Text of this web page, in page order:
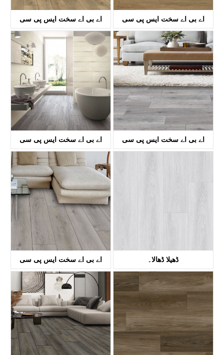
اے بی اے سخت ایس پی سی
فلورنگ۔
کے ٹی وی 8033۔
اے بی اے سخت ایس پی سی
فلورنگ۔
کے ٹی وی 8034۔
اے بی اے سخت ایس پی سی
فلورنگ۔
KTV8035
اے بی اے سخت ایس پی سی
اے بی اے سخت ایس پی سی
فلورنگ۔
کے ٹی وی 8036۔
ڈھیلا ڈھالا۔
کے ٹی وی 8017۔